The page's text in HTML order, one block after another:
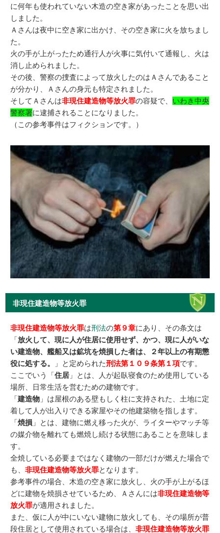
に何年も使われていない木造の空き家があったことを思い出
しました。
Ａさんは夜中に空き家に出かけ、その空き家に火を放ちまし
た。
火の手が上がったため通行人が火事に気付いて通報し、火は
消し止められました。
その後、警察の捜査によって放火したのはＡさんであること
が分かり、Ａさんの身元も特定されました。
そしてＡさんは非現住建造物等放火罪の容疑で、 いわき中央
警察署に逮捕されることになりました。
（この参考事件はフィクションです。）
非現住建造物等放火罪
非現住建造物等放火罪は刑法の第９章にあり、その条文は
「放火して、現に人が住居に使用せず、かつ、現に人がいな
い建造物、艦船又は鉱坑を焼損した者は、２年以上の有期懲
役に処する。
」と定められた刑法第１０９条第１項です。
ここでいう「住居 」とは、人が起臥寝食のため使用している
場所、日常生活を営むための建物です。
「建造物 」は屋根のある壁もしく柱に支持された、土地に定
着して人が出入りできる家屋やその他建築物を指します。
「焼損 」とは、建物に燃え移った火が、ライターやマッチ等
の媒介物を離れても燃焼し続ける状態にあることを意味しま
す。
全焼している必要まではなく建物の一部だけが燃えた場合で
も、非現住建造物等放火罪となります。
参考事件の場合、木造の空き家に放火し、火の手が上がるほ
どに建物を焼損させているため、Ａさんには非現住建造物等
放火罪が適用されました。
また、仮に人が中にいない建物に放火しても、その場所が普
段住居として使用されている場合は、非現住建造物等放火罪